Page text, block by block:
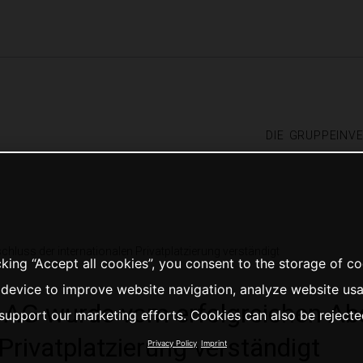
die gruppe
der internationalen Privatplatzierung verständigt
wurde vom erfolgreichen
verständigt
“Accept all cookies”, you consent to the storage of
to improve website navigation, analyze website
support our marketing efforts. Cookies can also be
Privacy Policy Imprint